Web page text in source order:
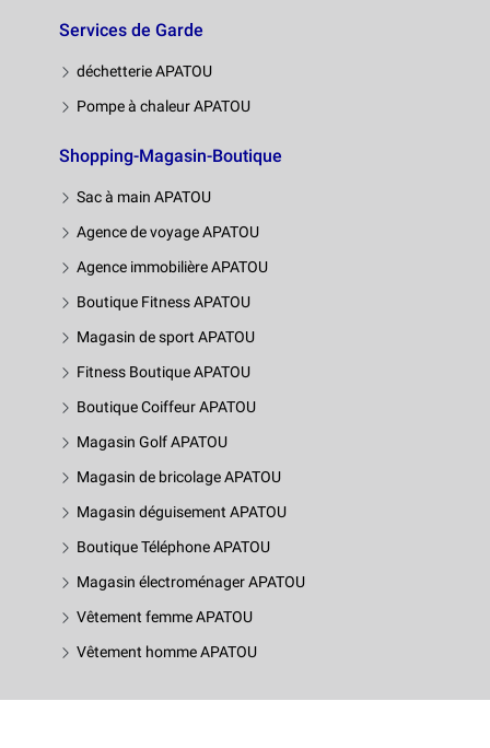
Services de Garde
déchetterie APATOU
Pompe à chaleur APATOU
Shopping-Magasin-Boutique
Sac à main APATOU
Agence de voyage APATOU
Agence immobilière APATOU
Boutique Fitness APATOU
Magasin de sport APATOU
Fitness Boutique APATOU
Boutique Coiffeur APATOU
Magasin Golf APATOU
Magasin de bricolage APATOU
Magasin déguisement APATOU
Boutique Téléphone APATOU
Magasin électroménager APATOU
Vêtement femme APATOU
Vêtement homme APATOU